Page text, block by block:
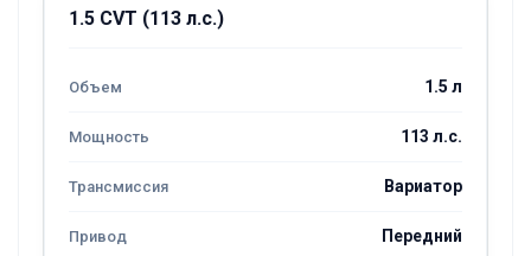
1.5 CVT (113 л.с.)
1.5 л
113 л.с.
Вариатор
Передний